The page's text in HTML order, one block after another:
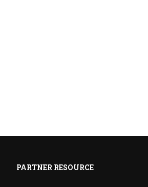
PARTNER RESOURCE